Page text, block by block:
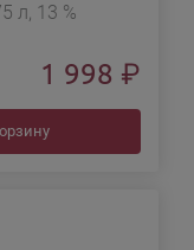
л, 13 %
1 998 ₽